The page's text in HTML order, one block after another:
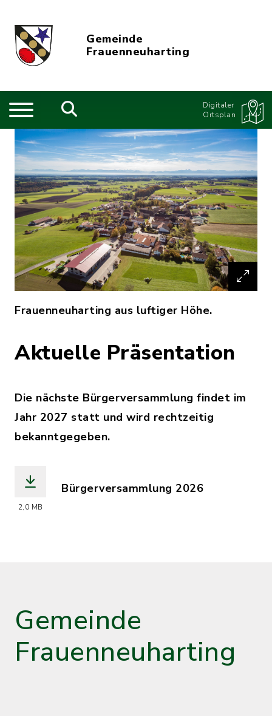
Gemeinde
Frauenneuharting
Digitaler
Ortsplan
Frauenneuharting aus luftiger Höhe.
Aktuelle Präsentation
Die nächste Bürgerversammlung findet im
Jahr 2027 statt und wird rechtzeitig
bekanntgegeben.
2,0 MB
Bürgerversammlung 2026
Gemeinde
Frauenneuharting